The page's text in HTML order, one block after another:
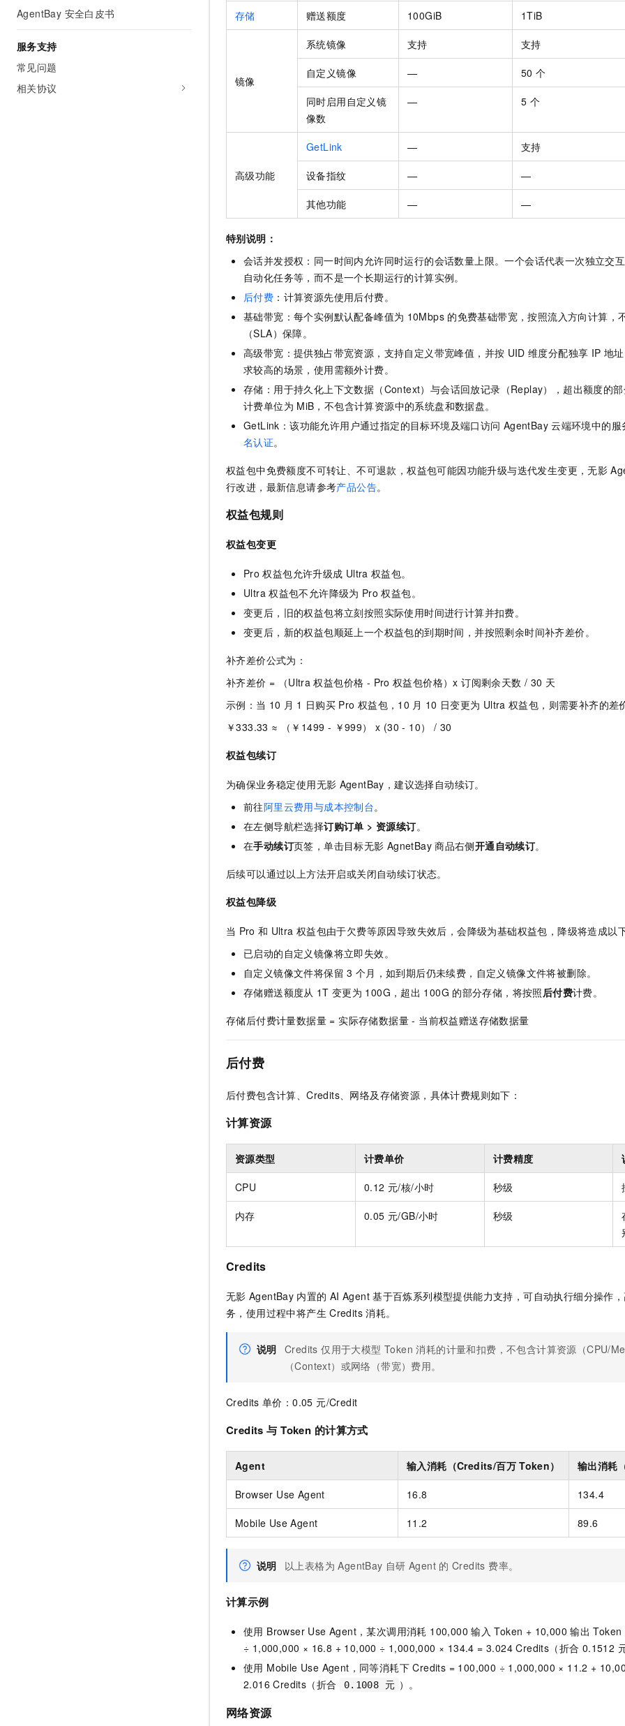
AgentBay 安全白皮书
服务支持
常见问题
相关协议
存储 赠送额度 100GiB 1TiB
镜像
系统镜像 支持 支持
自定义镜像 — 50 个
同时启用自定义镜
像数
— 5 个
高级功能
GetLink — 支持
设备指纹 — —
其他功能 — —
特别说明：
会话并发授权：同一时间内允许同时运行的会话数量上限。一个会话代表一次独立交
自动化任务等，而不是一个长期运行的计算实例。
后付费 ：计算资源先使用后付费。
基础带宽：每个实例默认配备峰值为 10Mbps 的免费基础带宽，按照流入方向计算，
（SLA）保障。
高级带宽：提供独占带宽资源，支持自定义带宽峰值，并按 UID 维度分配独享 IP 地
求较高的场景，使用需额外计费。
存储：用于持久化上下文数据（Context）与会话回放记录（Replay），超出额度的
计费单位为 MiB，不包含计算资源中的系统盘和数据盘。
GetLink：该功能允许用户通过指定的目标环境及端口访问 AgentBay 云端环境中的
名认证。
权益包中免费额度不可转让、不可退款，权益包可能因功能升级与迭代发生变更，无影
行改进，最新信息请参考产品公告。
权益包规则
权益包变更
Pro 权益包允许升级成 Ultra 权益包。
Ultra 权益包不允许降级为 Pro 权益包。
变更后，旧的权益包将立刻按照实际使用时间进行计算并扣费。
变更后，新的权益包顺延上一个权益包的到期时间，并按照剩余时间补齐差价。
补齐差价公式为：
补齐差价 = （Ultra 权益包价格 - Pro 权益包价格）x 订阅剩余天数 / 30 天
示例：当 10 月 1 日购买 Pro 权益包，10 月 10 日变更为 Ultra 权益包，则需要补齐的差
￥333.33 ≈ （￥1499 - ￥999） x (30 - 10） / 30
权益包续订
为确保业务稳定使用无影 AgentBay，建议选择自动续订。
前往阿里云费用与成本控制台。
在左侧导航栏选择订购订单 >资源续订。
在手动续订页签，单击目标无影 AgnetBay 商品右侧开通自动续订。
后续可以通过以上方法开启或关闭自动续订状态。
权益包降级
当 Pro 和 Ultra 权益包由于欠费等原因导致失效后，会降级为基础权益包，降级将造成以
已启动的自定义镜像将立即失效。
自定义镜像文件将保留 3 个月，如到期后仍未续费，自定义镜像文件将被删除。
存储赠送额度从 1T 变更为 100G，超出 100G 的部分存储，将按照后付费计费。
存储后付费计量数据量 = 实际存储数据量 - 当前权益赠送存储数据量
后付费
后付费包含计算、Credits、网络及存储资源，具体计费规则如下：
计算资源
资源类型 计费单价 计费精度
CPU 0.12 元/核/小时 秒级
内存 0.05 元/GB/小时 秒级
Credits
无影 AgentBay 内置的 AI Agent 基于百炼系列模型提供能力支持，可自动执行细分操作
务，使用过程中将产生 Credits 消耗。
说明 Credits 仅用于大模型 Token 消耗的计量和扣费，不包含计算资源（CPU/
（Context）或网络（带宽）费用。
Credits 单价：0.05 元/Credit
Credits 与 Token 的计算方式
Agent 输入消耗（Credits/百万 Token） 输出消耗
Browser Use Agent 16.8 134.4
Mobile Use Agent 11.2 89.6
说明 以上表格为 AgentBay 自研 Agent 的 Credits 费率。
计算示例
使用 Browser Use Agent，某次调用消耗 100,000 输入 Token + 10,000 输出 Token
÷ 1,000,000 × 16.8 + 10,000 ÷ 1,000,000 × 134.4 = 3.024 Credits（折合 0.1512
使用 Mobile Use Agent，同等消耗下 Credits = 100,000 ÷ 1,000,000 × 11.2 +
2.016 Credits（折合
0.1008 元 ）。
网络资源